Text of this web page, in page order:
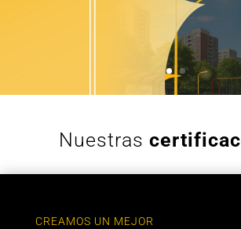
Nuestras
CREAMOS UN MEJOR